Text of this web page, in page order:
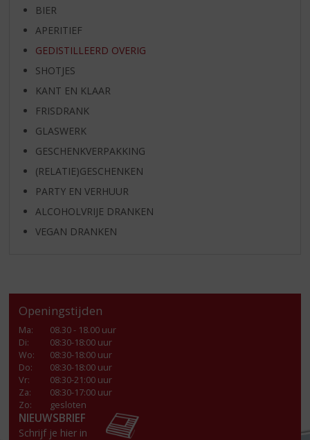
BIER
APERITIEF
GEDISTILLEERD OVERIG
SHOTJES
KANT EN KLAAR
FRISDRANK
GLASWERK
GESCHENKVERPAKKING
(RELATIE)GESCHENKEN
PARTY EN VERHUUR
ALCOHOLVRIJE DRANKEN
VEGAN DRANKEN
Openingstijden
Ma:
08.30 - 18.00 uur
Di:
08:30-18:00 uur
Wo:
08:30-18:00 uur
Do:
08:30-18:00 uur
Vr:
08:30-21:00 uur
Za:
08:30-17:00 uur
Zo:
gesloten
NIEUWSBRIEF
Schrijf je hier in